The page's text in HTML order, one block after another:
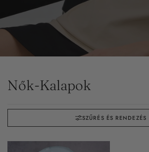
Nők-Kalapok
SZŰRÉS ÉS RENDEZÉS